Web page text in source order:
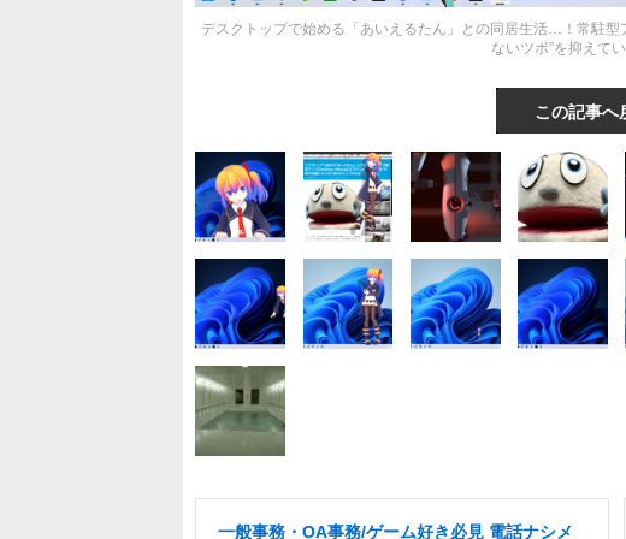
デスクトップで始める「あいえるたん」との同居生活…！常駐
ないツボ”を抑えて
この記事へ
一般事務・OA事務/ゲーム好き必見 電話ナシメ